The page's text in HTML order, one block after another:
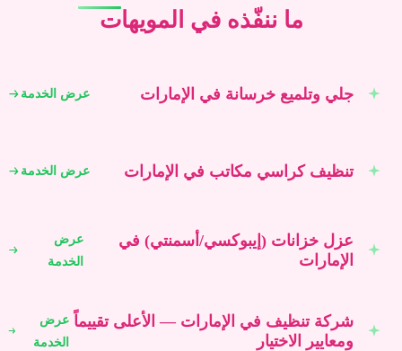
ما ننفّذه في المويهات
جلي وتلميع خرسانة في الإمارات عرض الخدمة
تنظيف كراسي مكاتب في الإمارات عرض الخدمة
عزل خزانات (إيبوكسي/أسمنتي) في
الإمارات
عرض
الخدمة
شركة تنظيف في الإمارات — الأعلى تقييماً
ومعايير الاختيار
عرض
الخدمة